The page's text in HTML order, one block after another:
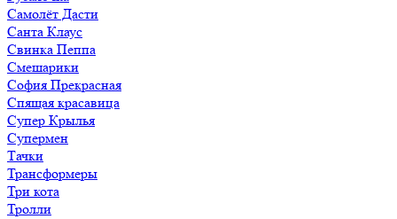
Самолёт Дасти
Санта Клаус
Свинка Пеппа
Смешарики
София Прекрасная
Спящая красавица
Супер Крылья
Супермен
Тачки
Трансформеры
Три кота
Тролли